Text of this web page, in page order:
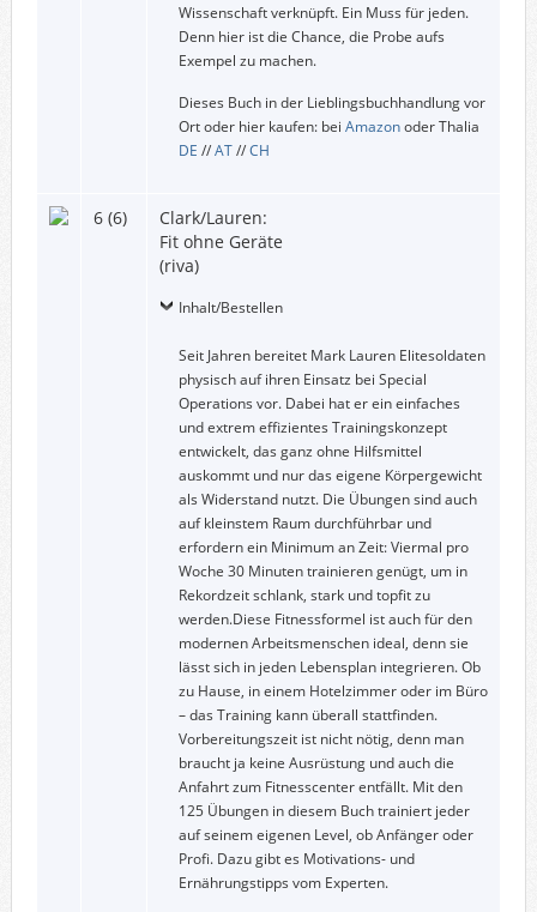
Wissenschaft verknüpft. Ein Muss für jeden.
Denn hier ist die Chance, die Probe aufs
Exempel zu machen.
Dieses Buch in der Lieblingsbuchhandlung vor
Ort oder hier kaufen: bei Amazonoder Thalia
DE //AT//CH
6 (6)
Clark/Lauren:
Fit ohne Geräte
(riva)
Inhalt/Bestellen
Seit Jahren bereitet Mark Lauren Elitesoldaten
physisch auf ihren Einsatz bei Special
Operations vor. Dabei hat er ein einfaches
und extrem effizientes Trainingskonzept
entwickelt, das ganz ohne Hilfsmittel
auskommt und nur das eigene Körpergewicht
als Widerstand nutzt. Die Übungen sind auch
auf kleinstem Raum durchführbar und
erfordern ein Minimum an Zeit: Viermal pro
Woche 30 Minuten trainieren genügt, um in
Rekordzeit schlank, stark und topfit zu
werden.Diese Fitnessformel ist auch für den
modernen Arbeitsmenschen ideal, denn sie
lässt sich in jeden Lebensplan integrieren. Ob
zu Hause, in einem Hotelzimmer oder im Büro
– das Training kann überall stattfinden.
Vorbereitungszeit ist nicht nötig, denn man
braucht ja keine Ausrüstung und auch die
Anfahrt zum Fitnesscenter entfällt. Mit den
125 Übungen in diesem Buch trainiert jeder
auf seinem eigenen Level, ob Anfänger oder
Profi. Dazu gibt es Motivations- und
Ernährungstipps vom Experten.